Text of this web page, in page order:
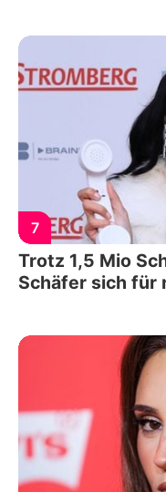
7
Trotz 1,5 Mio
Schäfer sich für